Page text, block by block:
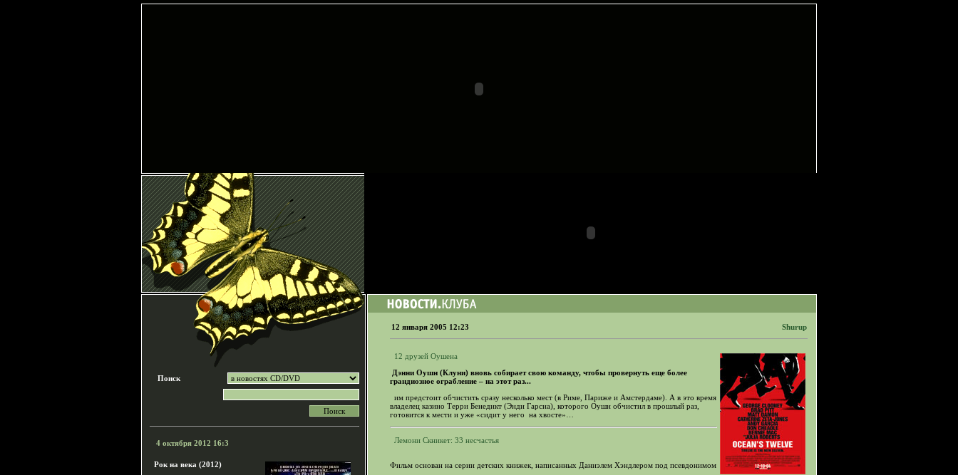
Поиск
4 октября 2012 16:3
Рок на века (2012)
12 января 2005 12:23 Shurup
12 друзей Оушена
Дэнни Оушн (Клуни) вновь собирает свою команду, чтобы провернуть еще более
грандиозное ограбление – на этот раз...
им предстоит обчистить сразу несколько мест (в Риме, Париже и Амстердаме). А в это время
владелец казино Терри Бенедикт (Энди Гарсиа), которого Оушн обчистил в прошлый раз,
готовится к мести и уже «сидит у него на хвосте»…
Лемони Скникет: 33 несчастья
Фильм основан на серии детских книжек, написанных Даниэлем Хэндлером под псевдонимом